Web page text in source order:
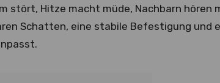
stört, Hitze macht müde, Nachbarn hören
Schatten, eine stabile Befestigung und